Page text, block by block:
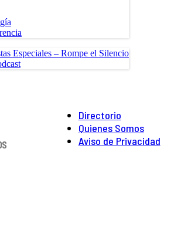
Especiales – Rompe el Silencio
Directorio
Quienes Somos
Aviso de Privacidad